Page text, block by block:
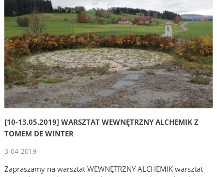
[10-13.05.2019] WARSZTAT WEWNĘTRZNY ALCHEMIK Z
TOMEM DE WINTER
3-04-2019
Zapraszamy na warsztat WEWNĘTRZNY ALCHEMIK warsztat